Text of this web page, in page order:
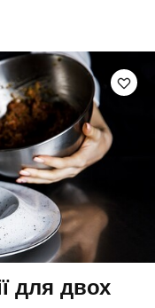
для двох